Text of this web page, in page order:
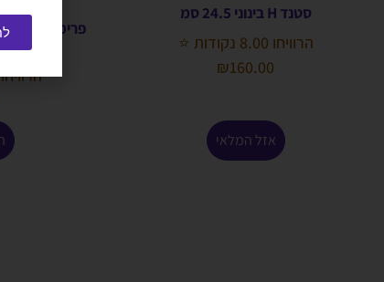
סטנד H בינוני 24.5 סמ
הרוויחו 8.00 נקודות ⭐
₪160.00
אזל המלאי
הרוויחו 0.25